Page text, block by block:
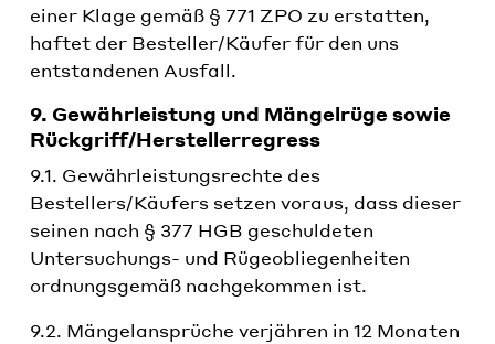
einer Klage gemäß § 771 ZPO zu erstatten,
haftet der Besteller/Käufer für den uns
entstandenen Ausfall.
9. Gewährleistung und Mängelrüge sowie
Rückgriff/Herstellerregress
9.1. Gewährleistungsrechte des
Bestellers/Käufers setzen voraus, dass dieser
seinen nach § 377 HGB geschuldeten
Untersuchungs- und Rügeobliegenheiten
ordnungsgemäß nachgekommen ist.
9.2. Mängelansprüche verjähren in 12 Monaten